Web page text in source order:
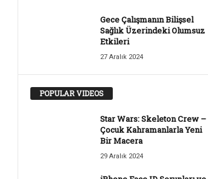
Gece Çalışmanın Bilişsel
Sağlık Üzerindeki Olumsuz
Etkileri
27 Aralık 2024
POPULAR VIDEOS
Star Wars: Skeleton Crew –
Çocuk Kahramanlarla Yeni
Bir Macera
29 Aralık 2024